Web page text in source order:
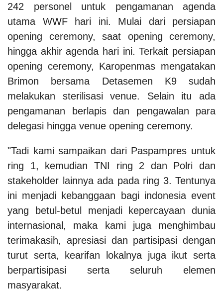
242 personel untuk pengamanan agenda
utama WWF hari ini. Mulai dari persiapan
opening ceremony, saat opening ceremony,
hingga akhir agenda hari ini. Terkait persiapan
opening ceremony, Karopenmas mengatakan
Brimon bersama Detasemen K9 sudah
melakukan sterilisasi venue. Selain itu ada
pengamanan berlapis dan pengawalan para
delegasi hingga venue opening ceremony.
"Tadi kami sampaikan dari Paspampres untuk
ring 1, kemudian TNI ring 2 dan Polri dan
stakeholder lainnya ada pada ring 3. Tentunya
ini menjadi kebanggaan bagi indonesia event
yang betul-betul menjadi kepercayaan dunia
internasional, maka kami juga menghimbau
terimakasih, apresiasi dan partisipasi dengan
turut serta, kearifan lokalnya juga ikut serta
berpartisipasi serta seluruh elemen
masyarakat.